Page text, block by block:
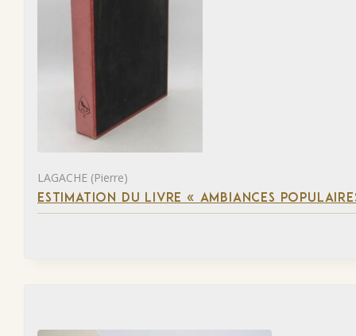
LAGACHE (Pierre)
ESTIMATION DU LIVRE « AMBIANCES